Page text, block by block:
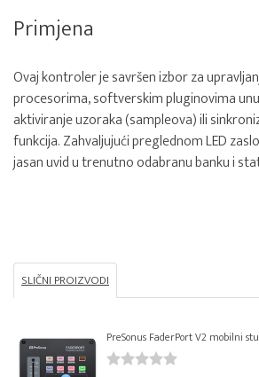
Primjena
Ovaj kontroler je savršen izbor za
procesorima, softverskim pluginovima
aktiviranje uzoraka (sampleova) ili
funkcija. Zahvaljujući preglednom LED
jasan uvid u trenutno odabranu banku i
SLIČNI PROIZVODI
PreSonus FaderPort V2 mobilni